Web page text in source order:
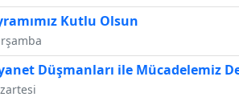
Kutlu Olsun
Düşmanları ile Mücadelemiz